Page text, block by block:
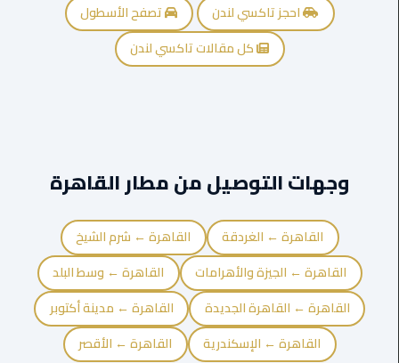
العرب
سيارات
زفاف
توصيل
احجز تاكسي لندن
تصفح الأسطول
كل مقالات تاكسي لندن
وجهات التوصيل من مطار القاهرة
القاهرة ← الغردقة
القاهرة ← شرم الشيخ
القاهرة ← الجيزة والأهرامات
القاهرة ← وسط البلد
القاهرة ← القاهرة الجديدة
القاهرة ← مدينة أكتوبر
القاهرة ← الإسكندرية
القاهرة ← الأقصر